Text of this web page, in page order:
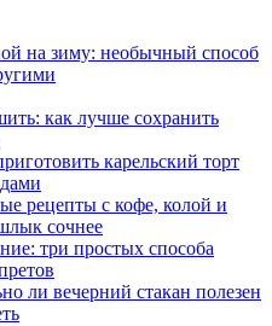
на зиму: необычный способ
как лучше сохранить
карельский торт
рецепты с кофе, колой и
сочнее
три простых способа
ли вечерний стакан полезен